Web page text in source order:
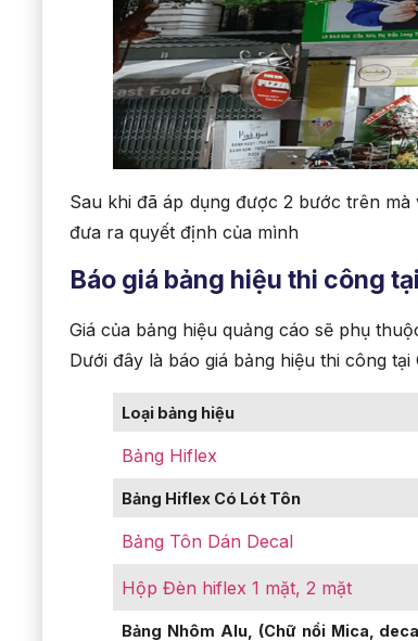
Sau khi đã áp dụng được 2 bước trên
đưa ra quyết định của mình
Báo giá bảng hiệu thi công
Giá của bảng hiệu quảng cáo sẽ phụ
Dưới đây là báo giá bảng hiệu thi công tại
Loại bảng hiệu
Bảng Hiflex
Bảng Hiflex Có Lót Tôn
Bảng Tôn Dán Decal
Hộp Đèn hiflex 1 mặt, 2 mặt
Bảng Nhôm Alu, (Chữ nổi Mica,